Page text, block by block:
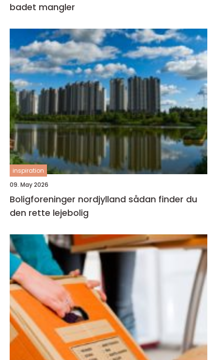
badet mangler
inspiration
09. May 2026
Boligforeninger nordjylland sådan finder du
den rette lejebolig